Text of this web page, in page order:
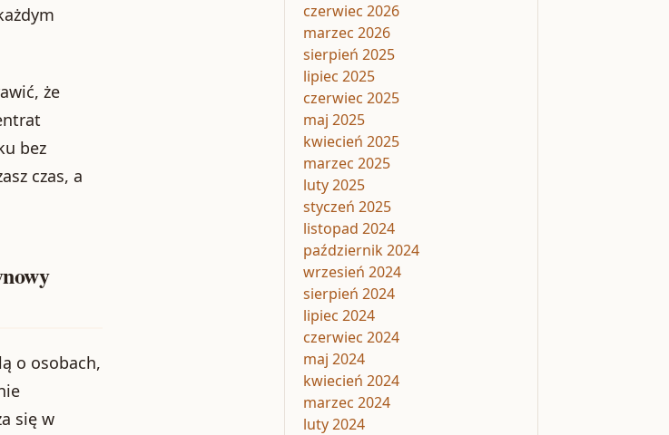
że
bez
czas, a
o osobach,
się w
czerwiec 2026
marzec 2026
sierpień 2025
lipiec 2025
czerwiec 2025
maj 2025
kwiecień 2025
marzec 2025
luty 2025
styczeń 2025
listopad 2024
październik 2024
wrzesień 2024
sierpień 2024
lipiec 2024
czerwiec 2024
maj 2024
kwiecień 2024
marzec 2024
luty 2024